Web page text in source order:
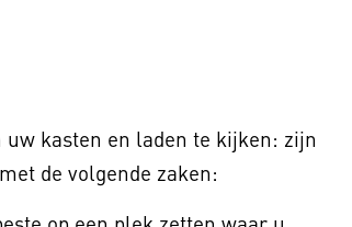
uw kasten en laden te kijken: zijn
de volgende zaken: